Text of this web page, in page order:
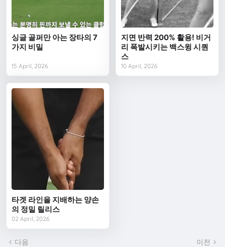
싱글 골퍼만 아는 장타의 7
가지 비밀
15 April, 2026
지면 반력 200% 활용! 비거
리 폭발시키는 백스윙 시퀀
스
10 April, 2026
타겟 라인을 지배하는 양손
의 정밀 릴리스
02 April, 2026
다음 이전